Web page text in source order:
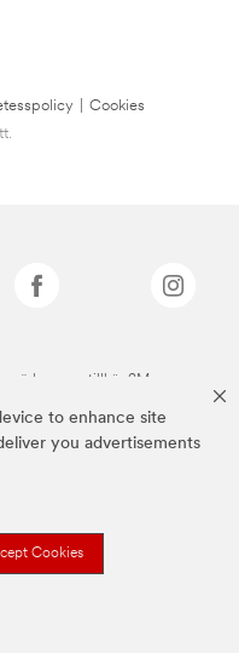
to enhance site
you advertisements
Cookies
Cookies
som tillhör 3M.